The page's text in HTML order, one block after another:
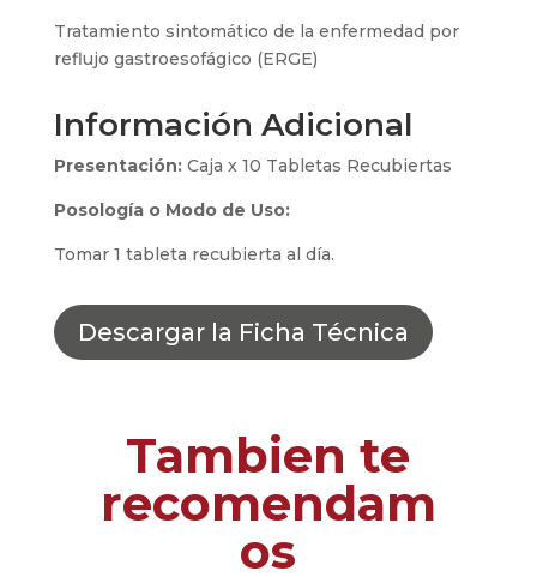
Tratamiento sintomático de la enfermedad por
reflujo gastroesofágico (ERGE)
Información Adicional
Presentación:Caja x 10 Tabletas Recubiertas
Posología o Modo de Uso:
Tomar 1 tableta recubierta al día.
Descargar la Ficha Técnica
Tambien te
recomendam
os